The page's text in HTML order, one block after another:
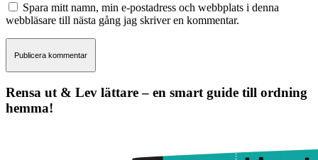
Spara mitt namn, min e-postadress och webbplats i denna
webbläsare till nästa gång jag skriver en kommentar.
Rensa ut & Lev lättare – en smart guide till ordning
hemma!